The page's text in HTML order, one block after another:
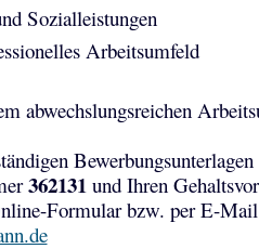
Sozialleistungen
Arbeitsumfeld
abwechslungsreichen
Bewerbungsunterlagen
362131und Ihren
Formular bzw. per E-